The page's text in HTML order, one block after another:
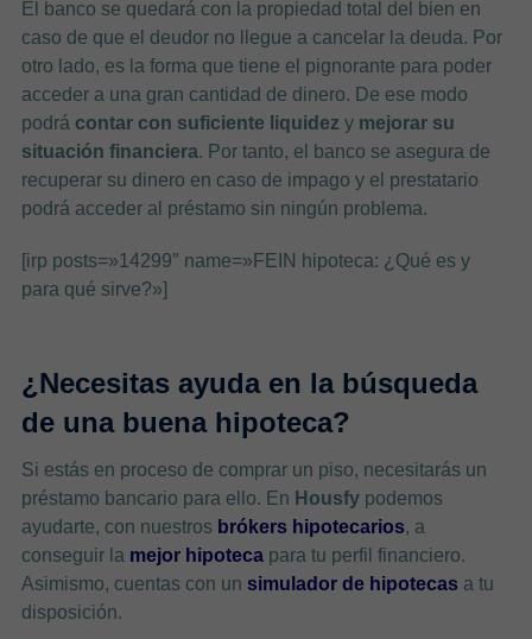
El banco se quedará con la propiedad total del bien en
caso de que el deudor no llegue a cancelar la deuda. Por
otro lado, es la forma que tiene el pignorante para poder
acceder a una gran cantidad de dinero. De ese modo
podrá contar con suficiente liquidez y mejorar su
situación financiera. Por tanto, el banco se asegura de
recuperar su dinero en caso de impago y el prestatario
podrá acceder al préstamo sin ningún problema.
[irp posts=»14299″ name=»FEIN hipoteca: ¿Qué es y
para qué sirve?»]
¿Necesitas ayuda en la búsqueda
de una buena hipoteca?
Si estás en proceso de comprar un piso, necesitarás un
préstamo bancario para ello. En Housfypodemos
ayudarte, con nuestros brókers hipotecarios, a
conseguir la mejor hipoteca para tu perfil financiero.
Asimismo, cuentas con un simulador de hipotecas a tu
disposición.